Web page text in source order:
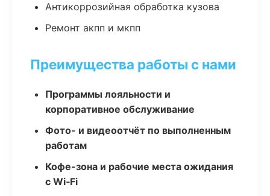
Антикоррозийная обработка кузова
Ремонт акпп и мкпп
Преимущества работы с нами
Программы лояльности и
корпоративное обслуживание
Фото- и видеоотчёт по выполненным
работам
Кофе-зона и рабочие места ожидания
с Wi‑Fi